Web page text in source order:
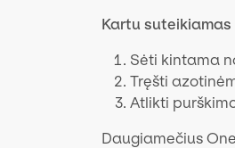
Kartu suteikiamas
Sėti kintama
Tręšti
Atlikti
Daugiamečius